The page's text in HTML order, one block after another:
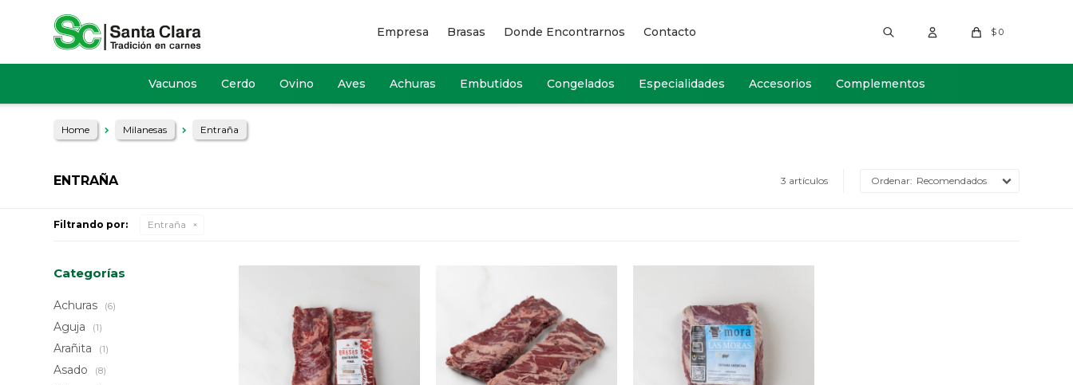
Vacunos Cerdo Ovino Aves Achuras Embutidos Congelados Especialidades Accesorios Complementos
$ 0
Empresa Brasas Donde Encontrarnos Contacto
Home Milanesas Entraña
ENTRAÑA 3 artículos Recomendados
Filtrando por: Entraña
Categorías
Achuras (6)
Aguja (1)
Arañita (1)
Asado (8)